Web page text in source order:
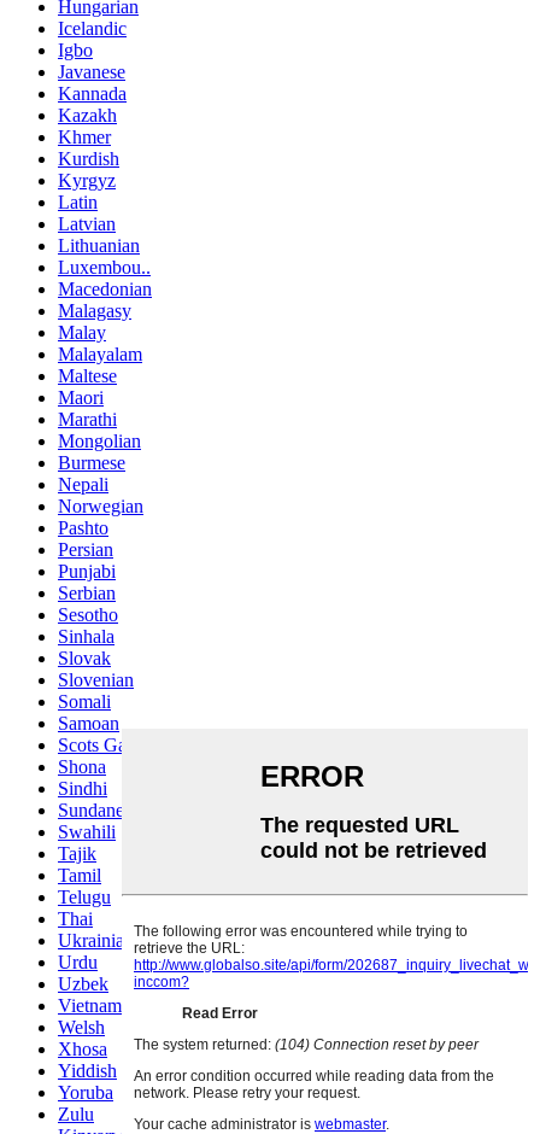
Hungarian
Icelandic
Igbo
Javanese
Kannada
Kazakh
Khmer
Kurdish
Kyrgyz
Latin
Latvian
Lithuanian
Luxembou..
Macedonian
Malagasy
Malay
Malayalam
Maltese
Maori
Marathi
Mongolian
Burmese
Nepali
Norwegian
Pashto
Persian
Punjabi
Serbian
Sesotho
Sinhala
Slovak
Slovenian
Somali
Samoan
Scots Gaelic
Shona
Sindhi
Sundanese
Swahili
Tajik
Tamil
Telugu
Thai
Ukrainian
Urdu
Uzbek
Vietnamese
Welsh
Xhosa
Yiddish
Yoruba
Zulu